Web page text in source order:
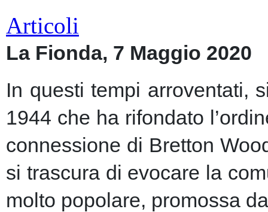
Articoli
La Fionda, 7 Maggio 2020
In questi tempi arroventati,
1944 che ha rifondato
connessione di Bretton
si trascura di evocare la
molto popolare, promossa